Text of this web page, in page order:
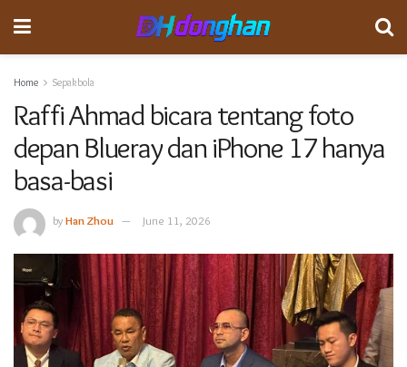
Home Sepakbola
Raffi Ahmad bicara tentang foto
depan Blueray dan iPhone 17 hanya
basa-basi
byHan Zhou June 11, 2026